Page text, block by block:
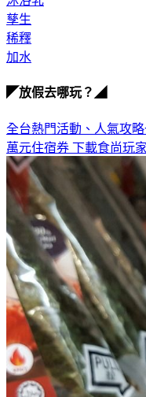
孳生
稀釋
加水
◤放假去哪玩？◢
全台熱門活動、人氣攻略
萬元住宿券 下載食尚玩